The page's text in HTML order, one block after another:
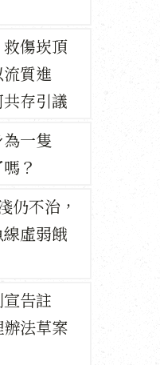
傷崁頂
質進
存引議
一隻
？
仍不治，
虛弱餓
告註
法草案